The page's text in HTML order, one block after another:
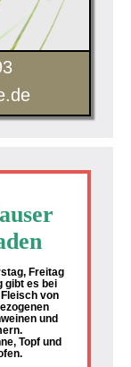
Freitag
gibt es bei
von
und
Topf und